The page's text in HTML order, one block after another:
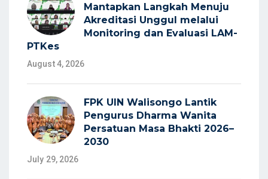
Mantapkan Langkah Menuju
Akreditasi Unggul melalui
Monitoring dan Evaluasi LAM-
PTKes
August 4, 2026
FPK UIN Walisongo Lantik
Pengurus Dharma Wanita
Persatuan Masa Bhakti 2026–
2030
July 29, 2026